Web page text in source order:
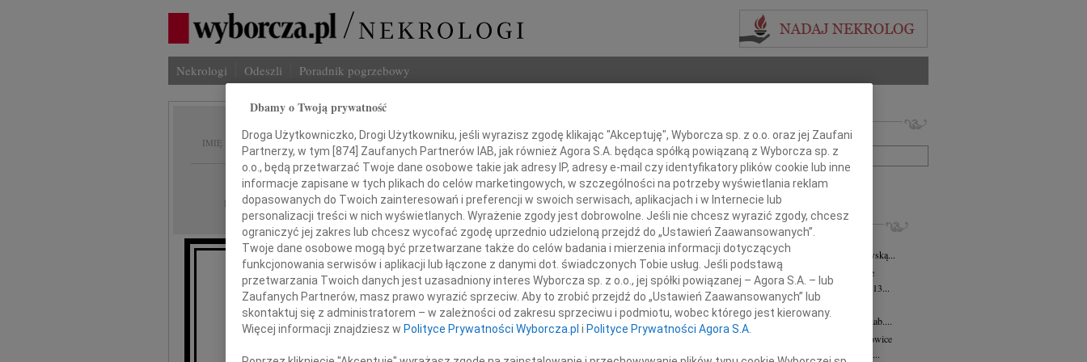
Nekrologi Odeszli Poradnik pogrzebowy
IMIĘ I NAZWISKO: Joachim Wyrtki
REGION: Katowice
DATA EMISJI: 30.08.2010
Z głębokim żalem zawiadamiamy,
że w dniu 26 sierpnia 2010 roku
odszedł od nas ukochany Ojciec, Dziadek i Mąż
Imię i nazwisko lub numer ogłoszenia:
+ szukanie zaawansowane
INNE NEKROLOGI
Maria Gniewska 28.05.2026
Z głębokim smutkiem żegnamy Marię Gniewską...
Barbara Buchta-Demel
Katowice
Z głębokim żalem zawiadamiamy, że w dniu 13...
Zygfryd Nowak
22.04.2026
Z żalem zawiadamiamy, że odszedł prof. dr hab....
Janusz Kożusznik
Katowice
Dnia 7 kwietnia 2026 roku odszedł od nas w...
Dbamy o Twoją prywatność
Droga Użytkowniczko, Drogi Użytkowniku, jeśli wyrazisz zgodę klikając "Akceptuję", Wyborcza sp. z o.o. oraz jej Zaufani
Partnerzy, w tym [874] Zaufanych Partnerów IAB, jak również Agora S.A. będąca spółką powiązaną z Wyborcza sp. z
o.o., będą przetwarzać Twoje dane osobowe takie jak adresy IP, adresy e-mail czy identyfikatory plików cookie lub inne
informacje zapisane w tych plikach do celów marketingowych, w szczególności na potrzeby wyświetlania reklam
dopasowanych do Twoich zainteresowań i preferencji w swoich serwisach, aplikacjach i w Internecie lub
personalizacji treści w nich wyświetlanych. Wyrażenie zgody jest dobrowolne. Jeśli nie chcesz wyrazić zgody, chcesz
ograniczyć jej zakres lub chcesz wycofać zgodę uprzednio udzieloną przejdź do „Ustawień Zaawansowanych”.
Twoje dane osobowe mogą być przetwarzane także do celów badania i mierzenia informacji dotyczących
funkcjonowania serwisów i aplikacji lub łączone z danymi dot. świadczonych Tobie usług. Jeśli podstawą
przetwarzania Twoich danych jest uzasadniony interes Wyborcza sp. z o.o., jej spółki powiązanej – Agora S.A. – lub
Zaufanych Partnerów, masz prawo wyrazić sprzeciw. Aby to zrobić przejdź do „Ustawień Zaawansowanych” lub
skontaktuj się z administratorem – w zależności od zakresu sprzeciwu i podmiotu, wobec którego jest kierowany.
Więcej informacji znajdziesz w Polityce Prywatności Wyborcza.pl i Polityce Prywatności Agora S.A.